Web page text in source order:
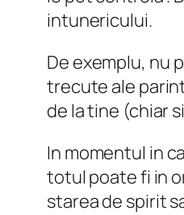
intunericului.
De exemplu, nu
trecute ale
de la tine (chiar
In momentul in
totul poate fi in
starea de spirit